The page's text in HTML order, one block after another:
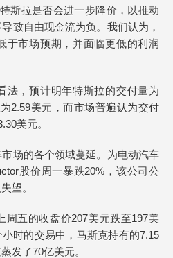
斯拉是否会进一步降价，以推动
致自由现金流为负。我们认为，
于市场预期，并面临更低的利润
法，预计明年特斯拉的交付量为
2.59美元，而市场普遍认为交付
美元。
场的各个领域蔓延。为电动汽车
股价周一暴跌20%，该公司公
望。
周五的收盘价207美元跌至197美
时的交易中，马斯克持有的7.15
发了70亿美元。